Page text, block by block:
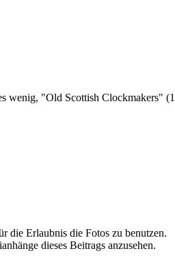
wenig, "Old Scottish Clockmakers"
die Erlaubnis die Fotos zu benutzen.
dieses Beitrags anzusehen.